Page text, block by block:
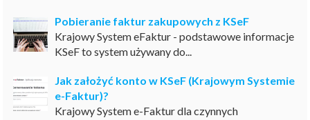
Pobieranie faktur zakupowych z KSeF
Krajowy System eFaktur - podstawowe informacje
KSeF to system używany do...
Jak założyć konto w KSeF (Krajowym Systemie
e-Faktur)?
Krajowy System e-Faktur dla czynnych